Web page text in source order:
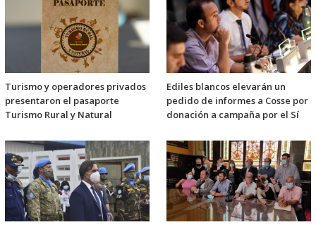
Turismo y operadores privados
presentaron el pasaporte
Turismo Rural y Natural
Ediles blancos elevarán un
pedido de informes a Cosse por
donación a campaña por el Sí